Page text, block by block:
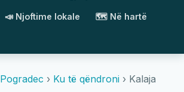
📣 Njoftime lokale 🗺️ Në hartë
Pogradec › Ku të qëndroni › Kalaja